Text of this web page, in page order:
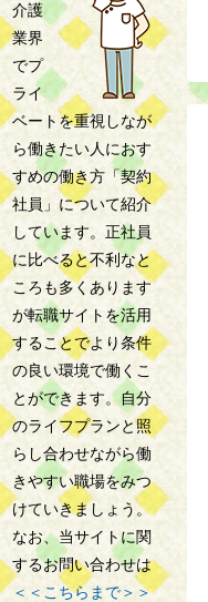
介護
業界
でプ
ライ
ベートを重視しなが
ら働きたい人におす
すめの働き方「契約
社員」について紹介
しています。正社員
に比べると不利なと
ころも多くあります
が転職サイトを活用
することでより条件
の良い環境で働くこ
とができます。自分
のライフプランと照
らし合わせながら働
きやすい職場をみつ
けていきましょう。
なお、当サイトに関
するお問い合わせは
＜＜こちらまで＞＞